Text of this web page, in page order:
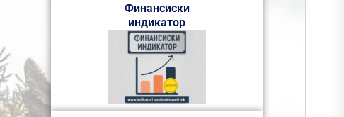
Финансиски
индикатор